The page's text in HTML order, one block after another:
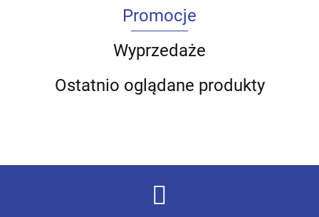
Promocje
Wyprzedaże
Ostatnio oglądane produkty